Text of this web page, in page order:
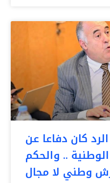
كان دفاعا عن
.. والحكم
وطني لا مجال